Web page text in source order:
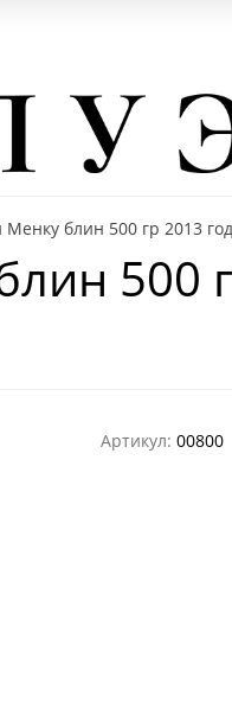
блин 500 гр 2013
500
Артикул: 00800